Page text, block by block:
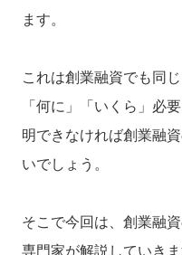
ます。
これは創業融資でも同じ
「何に」「いくら」必
明できなければ創業融
いでしょう。
そこで今回は、創業融
専門家が解説していきま